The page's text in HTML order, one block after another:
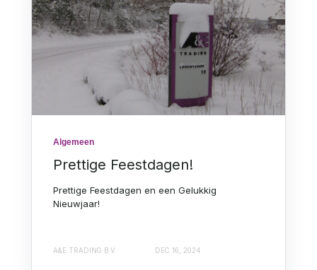
Algemeen
Prettige Feestdagen!
Prettige Feestdagen en een Gelukkig
Nieuwjaar!
A&E TRADING B.V. DEC 16, 2024